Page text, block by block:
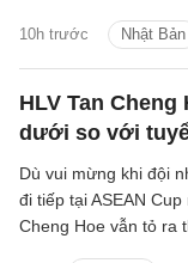
10h trước Nhật Bản
HLV Tan
dưới so với
Dù vui mừng khi đội
đi tiếp tại ASEAN Cup
Cheng Hoe vẫn tỏ ra